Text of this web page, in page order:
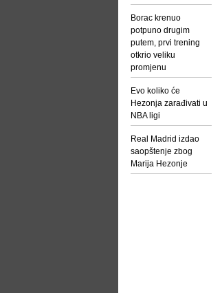
Borac krenuo
potpuno drugim
putem, prvi trening
otkrio veliku
promjenu
Evo koliko će
Hezonja zarađivati u
NBA ligi
Real Madrid izdao
saopštenje zbog
Marija Hezonje